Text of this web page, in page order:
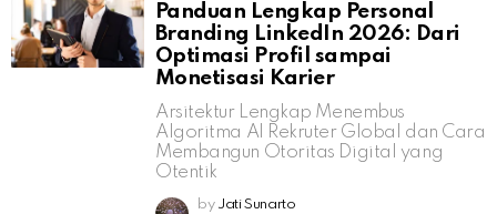
Panduan Lengkap Personal
Branding LinkedIn 2026: Dari
Optimasi Profil sampai
Monetisasi Karier
Arsitektur Lengkap Menembus
Algoritma AI Rekruter Global dan Cara
Membangun Otoritas Digital yang
Otentik
by Jati Sunarto